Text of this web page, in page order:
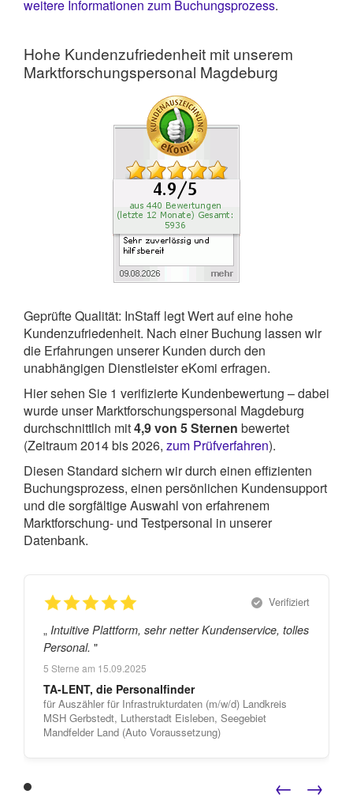
weitere Informationen zum Buchungsprozess.
Hohe Kundenzufriedenheit mit unserem
Marktforschungspersonal Magdeburg
Geprüfte Qualität: InStaff legt Wert auf eine hohe
Kundenzufriedenheit. Nach einer Buchung lassen wir
die Erfahrungen unserer Kunden durch den
unabhängigen Dienstleister eKomi erfragen.
Hier sehen Sie 1 verifizierte Kundenbewertung – dabei
wurde unser Marktforschungspersonal Magdeburg
durchschnittlich mit4,9von 5Sternen bewertet
(Zeitraum 2014 bis 2026, zum Prüfverfahren).
Diesen Standard sichern wir durch einen effizienten
Buchungsprozess, einen persönlichen Kundensupport
und die sorgfältige Auswahl von erfahrenem
Marktforschung- und Testpersonal in unserer
Datenbank.
Verifiziert
„
Personal. "
5 Sterne am 15.09.2025
TA-LENT, die Personalfinder
für Auszähler für Infrastrukturdaten (m/w/d) Landkreis
MSH Gerbstedt, Lutherstadt Eisleben, Seegebiet
Mandfelder Land (Auto Voraussetzung)
← →